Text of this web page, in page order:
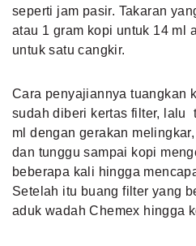
seperti jam pasir. Takaran
atau 1 gram kopi untuk 14 ml
untuk satu cangkir.
Cara penyajiannya tuangkan
sudah diberi kertas filter, lalu
ml dengan gerakan
dan tunggu sampai kopi
beberapa kali hingga
Setelah itu buang filter yang
aduk wadah Chemex hingga